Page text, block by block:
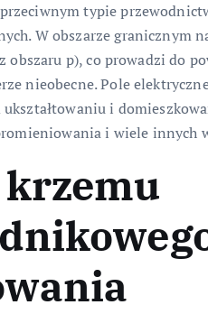
typie
W obszarze granicznym
p), co prowadzi do
nieobecne. Pole
i
i wiele innych